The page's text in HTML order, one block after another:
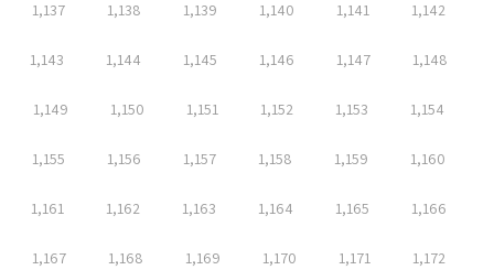
1,137 1,138 1,139 1,140 1,141 1,142
1,143 1,144 1,145 1,146 1,147 1,148
1,149 1,150 1,151 1,152 1,153 1,154
1,155 1,156 1,157 1,158 1,159 1,160
1,161 1,162 1,163 1,164 1,165 1,166
1,167 1,168 1,169 1,170 1,171 1,172